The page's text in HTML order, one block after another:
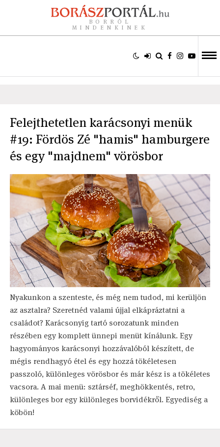
BORRÓL
MINDENKINEK
Felejthetetlen karácsonyi menük
#19: Fördös Zé "hamis" hamburgere
és egy "majdnem" vörösbor
Nyakunkon a szenteste, és még nem tudod, mi kerüljön
az asztalra? Szeretnéd valami újjal elkápráztatni a
családot? Karácsonyig tartó sorozatunk minden
részében egy komplett ünnepi menüt kínálunk. Egy
hagyományos karácsonyi hozzávalóból készített, de
mégis rendhagyó étel és egy hozzá tökéletesen
passzoló, különleges vörösbor és már kész is a tökéletes
vacsora. A mai menü: sztárséf, meghökkentés, retro,
különleges bor egy különleges borvidékről. Egyediség a
köbön!